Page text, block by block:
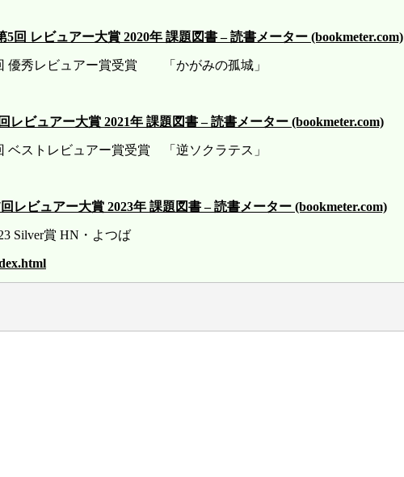
回 レビュアー大賞 2020年 課題図書 – 読書メーター (bookmeter.com)
優秀レビュアー賞受賞 「かがみの孤城」
ビュアー大賞 2021年 課題図書 – 読書メーター (bookmeter.com)
ベストレビュアー賞受賞 「逆ソクラテス」
レビュアー大賞 2023年 課題図書 – 読書メーター (bookmeter.com)
Silver賞 HN・よつば